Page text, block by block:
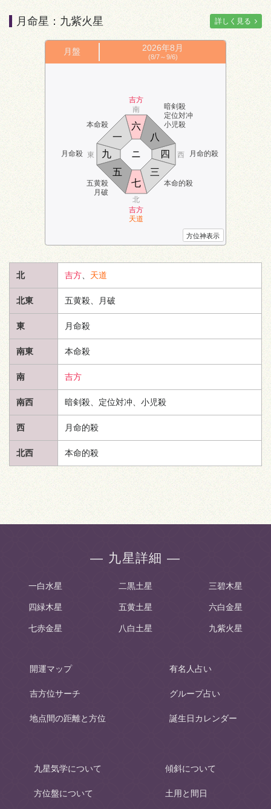
月命星：九紫火星 詳しく見る
月盤 2026年8月
(8/7～9/6)
本命殺
吉方
暗剣殺
定位対冲
小児殺
月命殺 月命的殺
五黄殺
月破
吉方
天道
本命的殺
南
北
東 西
七
八
九
一
ニ
三
四
五
六
方位神表示
北 吉方、 天道
北東 五黄殺、月破
東 月命殺
南東 本命殺
南 吉方
南西 暗剣殺、定位対冲、小児殺
西 月命的殺
北西 本命的殺
― 九星詳細 ―
一白水星 二黒土星 三碧木星
四緑木星 五黄土星 六白金星
七赤金星 八白土星 九紫火星
開運マップ
吉方位サーチ
地点間の距離と方位
有名人占い
グループ占い
誕生日カレンダー
九星気学について
方位盤について
傾斜について
土用と間日